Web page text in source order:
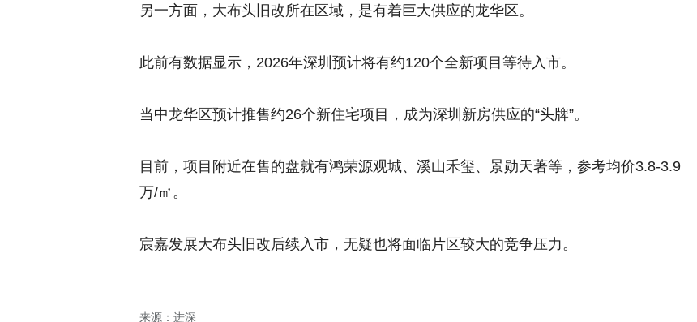
另一方面，大布头旧改所在区域，是有着巨大供应的龙华区。
此前有数据显示，2026年深圳预计将有约120个全新项目等待入市。
当中龙华区预计推售约26个新住宅项目，成为深圳新房供应的“头牌”。
目前，项目附近在售的盘就有鸿荣源观城、溪山禾玺、景勋天著等，参考均价3.8-3.9
万/㎡。
宸嘉发展大布头旧改后续入市，无疑也将面临片区较大的竞争压力。
来源：进深